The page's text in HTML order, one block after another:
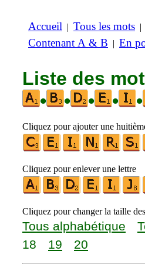
Accueil | Tous les mots |
Contenant A & B | En
Liste des
•
• • • •
Cliquez pour ajouter une
Cliquez pour enlever une lettre
Cliquez pour changer la taille
Tous alphabétique
18
19 20